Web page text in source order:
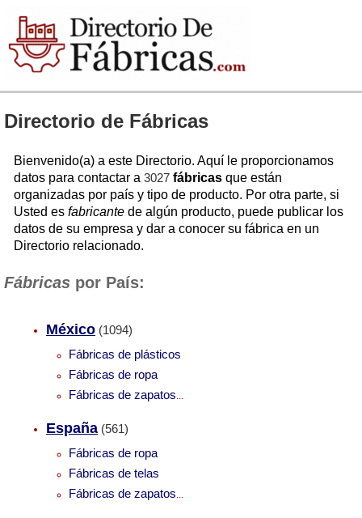
Directorio de Fábricas
Bienvenido(a) a este Directorio. Aquí le proporcionamos
datos para contactar a 3027 fábricas que están
organizadas por país y tipo de producto. Por otra parte, si
Usted es fabricante de algún producto, puede publicar los
datos de su empresa y dar a conocer su fábrica en un
Directorio relacionado.
Fábricas por País:
México (1094)
Fábricas de plásticos
Fábricas de ropa
Fábricas de zapatos...
España (561)
Fábricas de ropa
Fábricas de telas
Fábricas de zapatos...